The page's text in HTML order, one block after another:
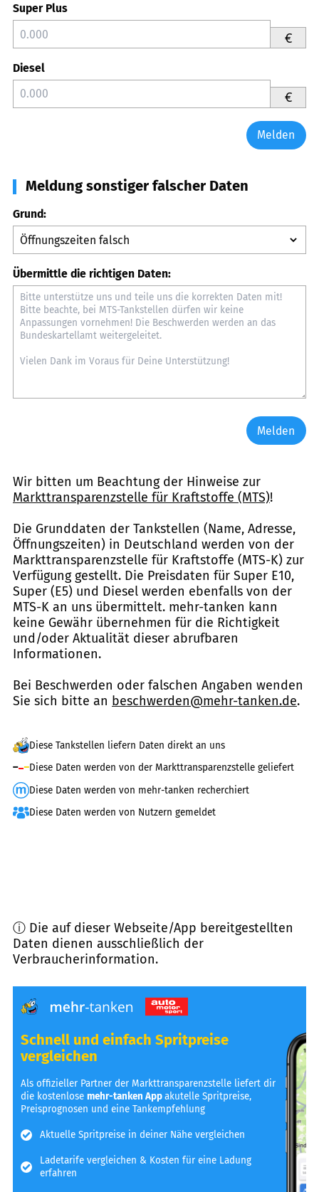
Super Plus
€
Diesel
€
Melden
Meldung sonstiger falscher Daten
Grund:
Übermittle die richtigen Daten:
Melden
Wir bitten um Beachtung der Hinweise zur
Markttransparenzstelle für Kraftstoffe (MTS)!
Die Grunddaten der Tankstellen (Name, Adresse,
Öffnungszeiten) in Deutschland werden von der
Markttransparenzstelle für Kraftstoffe (MTS-K) zur
Verfügung gestellt. Die Preisdaten für Super E10,
Super (E5) und Diesel werden ebenfalls von der
MTS-K an uns übermittelt. mehr-tanken kann
keine Gewähr übernehmen für die Richtigkeit
und/oder Aktualität dieser abrufbaren
Informationen.
Bei Beschwerden oder falschen Angaben wenden
Sie sich bitte an beschwerden@mehr-tanken.de.
Diese Tankstellen liefern Daten direkt an uns
Diese Daten werden von der Markttransparenzstelle geliefert
Diese Daten werden von mehr-tanken recherchiert
Diese Daten werden von Nutzern gemeldet
ⓘ Die auf dieser Webseite/App bereitgestellten
Daten dienen ausschließlich der
Verbraucherinformation.
Schnell und einfach Spritpreise
vergleichen
Als offizieller Partner der Markttransparenzstelle liefert dir
die kostenlosemehr-tanken Appakutelle Spritpreise,
Preisprognosen und eine Tankempfehlung
Aktuelle Spritpreise in deiner Nähe vergleichen
Ladetarife vergleichen & Kosten für eine Ladung
erfahren